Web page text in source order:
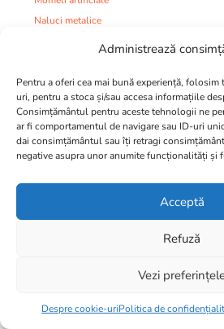
Administrează
Pentru a oferi cea mai bună experiență,
uri, pentru a stoca și/sau accesa informațiile
Consimțământul pentru aceste tehnologii ne
ar fi comportamentul de navigare sau ID-uri
dai consimțământul sau îți retragi
negative asupra unor anumite funcționalități și
Acceptă
Refuză
Vezi
Despre cookie-uriPolitica de
Naluci metalice
Oscilante
Pastrav
Pilkere
Rotative
Seturi
Shad
Spinnertails
Nade:
0 items -0,00lei